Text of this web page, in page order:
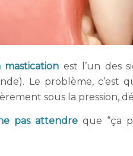
est l’un des
Le problème, c’est
sous la pression,
pas attendre que “ça